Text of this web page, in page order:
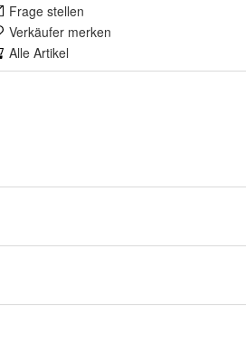
Frage stellen
Verkäufer merken
Alle Artikel